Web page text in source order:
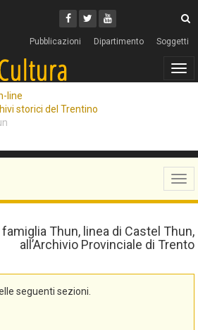
Facebook
Twitter
Youtube
Pubblicazioni Dipartimento Soggetti
line
storici del Trentino
famiglia Thun, linea di Castel Thun,
all’Archivio Provinciale di Trento
seguenti sezioni.